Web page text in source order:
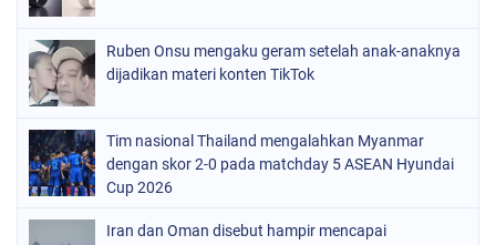
Ruben Onsu mengaku geram setelah anak-anaknya
dijadikan materi konten TikTok
Tim nasional Thailand mengalahkan Myanmar
dengan skor 2-0 pada matchday 5 ASEAN Hyundai
Cup 2026
Iran dan Oman disebut hampir mencapai